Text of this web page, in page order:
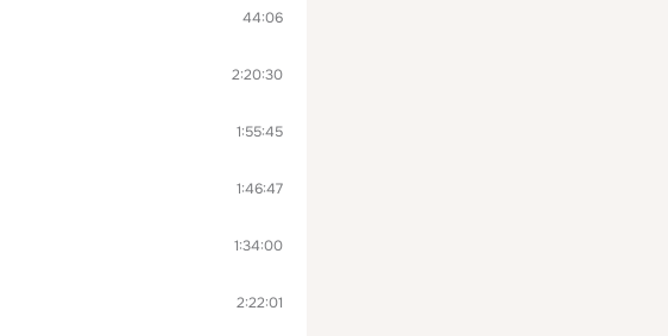
44:06
2:20:30
1:55:45
1:46:47
1:34:00
2:22:01